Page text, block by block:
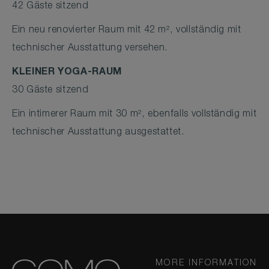
42 Gäste sitzend
Ein neu renovierter Raum mit 42 m², vollständig mit
technischer Ausstattung versehen.
KLEINER YOGA-RAUM
30 Gäste sitzend
Ein intimerer Raum mit 30 m², ebenfalls vollständig mit
technischer Ausstattung ausgestattet.
MORE INFORMATION